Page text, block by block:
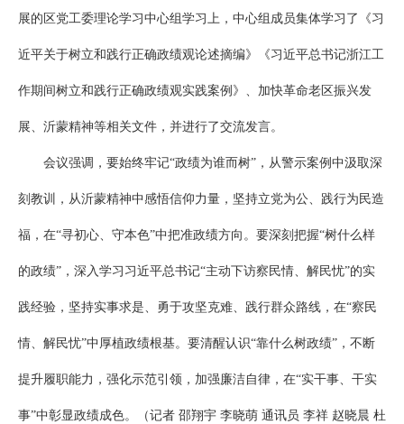
展的区党工委理论学习中心组学习上，中心组成员集体学习了《习
近平关于树立和践行正确政绩观论述摘编》《习近平总书记浙江工
作期间树立和践行正确政绩观实践案例》、加快革命老区振兴发
展、沂蒙精神等相关文件，并进行了交流发言。
会议强调，要始终牢记“政绩为谁而树”，从警示案例中汲取深
刻教训，从沂蒙精神中感悟信仰力量，坚持立党为公、践行为民造
福，在“寻初心、守本色”中把准政绩方向。要深刻把握“树什么样
的政绩”，深入学习习近平总书记“主动下访察民情、解民忧”的实
践经验，坚持实事求是、勇于攻坚克难、践行群众路线，在“察民
情、解民忧”中厚植政绩根基。要清醒认识“靠什么树政绩”，不断
提升履职能力，强化示范引领，加强廉洁自律，在“实干事、干实
事”中彰显政绩成色。（记者 邵翔宇 李晓萌 通讯员 李祥 赵晓晨 杜